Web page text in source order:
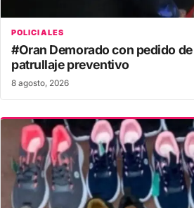
POLICIALES
#Oran Demorado con pedido
patrullaje preventivo
8 agosto, 2026